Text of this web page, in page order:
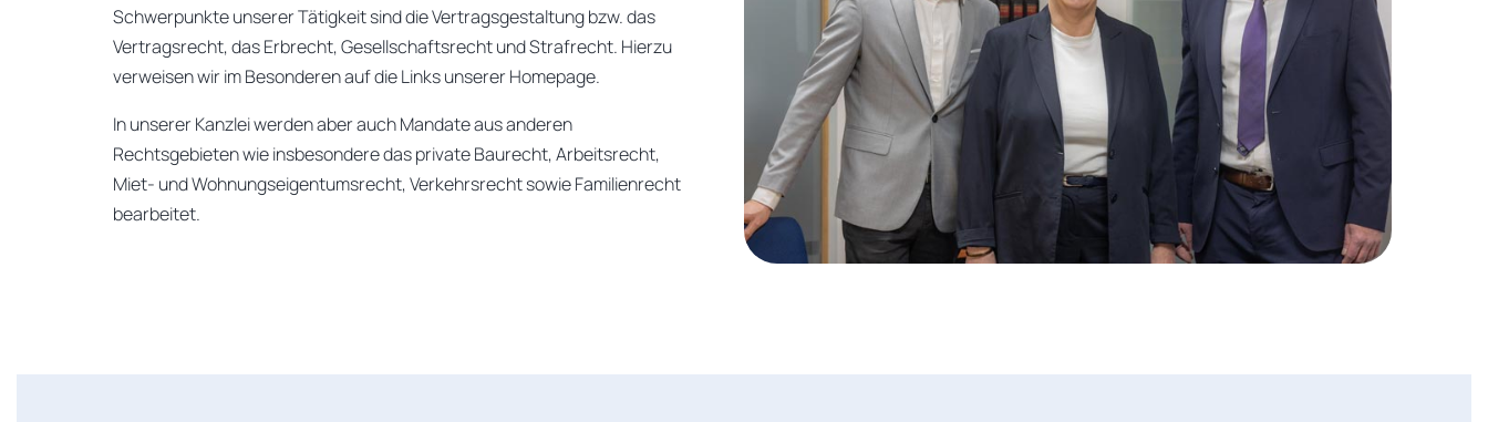
Schwerpunkte unserer Tätigkeit sind die Vertragsgestaltung bzw. das
Vertragsrecht, das Erbrecht, Gesellschaftsrecht und Strafrecht. Hierzu
verweisen wir im Besonderen auf die Links unserer Homepage.
In unserer Kanzlei werden aber auch Mandate aus anderen
Rechtsgebieten wie insbesondere das private Baurecht, Arbeitsrecht,
Miet- und Wohnungseigentumsrecht, Verkehrsrecht sowie Familienrecht
bearbeitet.